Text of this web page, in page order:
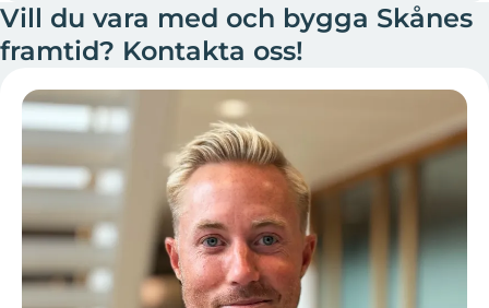
Vill du vara med och bygga Skånes
framtid? Kontakta oss!